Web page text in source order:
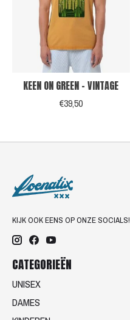
KEEN ON GREEN - VINTAGE
€39,50
KIJK OOK EENS OP ONZE SOCIALS!
CATEGORIEËN
UNISEX
DAMES